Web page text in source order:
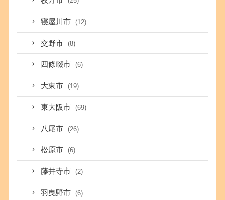
寝屋川市 (12)
交野市 (8)
四條畷市 (6)
大東市 (19)
東大阪市 (69)
八尾市 (26)
松原市 (6)
藤井寺市 (2)
羽曳野市 (6)